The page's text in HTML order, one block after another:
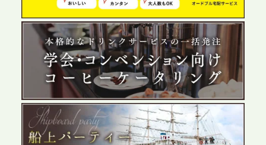
う「お祭りケータリング」の提供を開始
2026.5.29
プレスリリースのご案内｜ケータリングのセカンド
テーブル、群馬前橋支社を設立。再開発やオフィス
展開が進む前橋エリアの企業ニーズに応え、高品質
なサービスで各種イベント・懇親会をサポート
2026.5.27